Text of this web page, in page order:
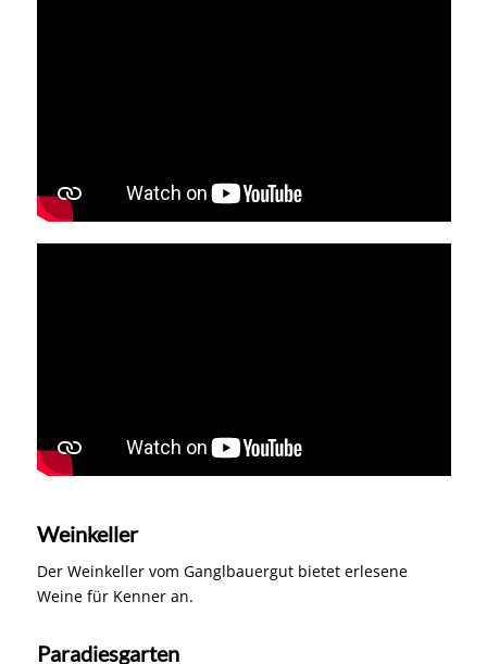
Weinkeller
Der Weinkeller vom Ganglbauergut bietet erlesene
Weine für Kenner an.
Paradiesgarten